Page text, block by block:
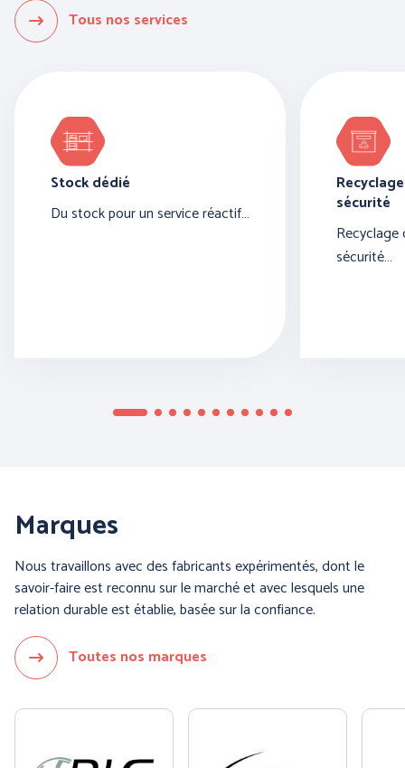
Tous nos services
Stock dédié
Du stock pour un service réactif…
sécurité
Recyclage
sécurité…
Marques
Nous travaillons avec des fabricants expérimentés, dont le
savoir-faire est reconnu sur le marché et avec lesquels une
relation durable est établie, basée sur la confiance.
Toutes nos marques